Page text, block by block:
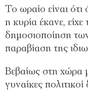
Το ωραίο είναι
η κυρία έκανε,
δημοσιοποίηση
παραβίαση της
Βεβαίως στη χώρα
γυναίκες